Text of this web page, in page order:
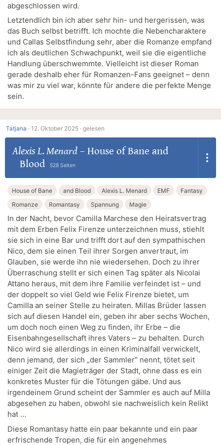
abgeschlossen wird.
Letztendlich bin ich aber sehr hin- und hergerissen, was
das Buch selbst betrifft. Ich mochte die Nebencharaktere
und Callas Selbstfindung sehr, aber die Romanze empfand
ich als deutlichen Schwachpunkt, weil sie die eigentliche
Handlung überschwemmte. Vielleicht ist dieser Roman
gerade deshalb eher für Romanzen-Fans geeignet – denn
was mir zu viel war, könnte für andere die perfekte Menge
sein.
Tatjana · 12. Oktober 2025 · gelesen
Alexis L. Menard– House of Bane and
Blood
528 Seiten
House of Bane and Blood Alexis L. Menard EMF
Fantasy
Romanze
Romantasy Spannung Magie
In der Nacht, bevor Camilla Marchese den Heiratsvertrag
mit dem Erben Felix Firenze unterzeichnen muss, stiehlt
sie sich in eine Bar und trifft dort auf den sympathischen
Nico, dem sie einen Teil ihrer Sorgen anvertraut, im
Glauben, sie werde ihn nie wiedersehen. Doch zu ihrer
Überraschung stellt er sich einen Tag später als Nicolai
Attano heraus, mit dem ihre Familie verfeindet ist – und
der doppelt so viel Geld wie Felix Firenze bietet, um
Camilla an seiner Stelle zu heiraten. Millas Brüder lassen
sich auf diesen Handel ein, geben ihr aber sechs Wochen,
um doch noch einen Weg zu finden, ihr Erbe – die
Eisenbahngesellschaft ihres Vaters – zu behalten. Durch
Nico wird sie allerdings in einen Kriminalfall verwickelt,
denn jemand, der sich „der Sammler“ nennt, tötet seit
einiger Zeit die Magieträger der Stadt, ohne dass es ein
konkretes Muster für die Tötungen gäbe. Und aus
irgendeinem Grund scheint der Sammler es auch auf Milla
abgesehen zu haben, obwohl sie nachweislich kein Relikt
hat …
Diese Romantasy hatte ein paar bekannte und ein paar
erfrischende Tropen, die für ein angenehmes